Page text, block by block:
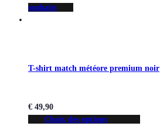
souhaits
T-shirt match météore premium noir
€ 49,90
Choix des options